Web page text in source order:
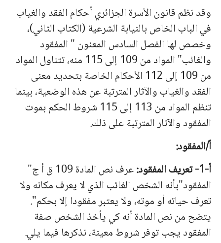
وقد نظم قانون الأسرة الجزائري أحكام الفقد والغیاب
في الباب الخاص بالنیابة الشرعیة (الكتاب الثاني)،
وخصص لها الفصل السادس المعنون " المفقود
والغائب" المواد من 109 إلى 115 منه، تتناول المواد
من 109 إلى 112 الأحكام الخاصة بتحدید معنى
الفقد والغیاب والآثار المترتبة عن هذه الوضعیة، بینما
تنظم المواد من 113 إلى 115 شروط الحكم بموت
المفقود والآثار المترتبة على ذلك.
أ/المفقود:
أ‌-1- تعریف المفقود:
عرف نص المادة 109 ق أ ج"
المفقود"بأنه الشخص الغائب الذي لا یعرف مكانه ولا
تعرف حیاته أو موته، ولا یعتبر مفقودا إلا بحكم".
یتضح من نص المادة أنه كي یأخذ الشخص صفة
المفقود یجب توفر شروط معینة، نذكرها فیما یلي.